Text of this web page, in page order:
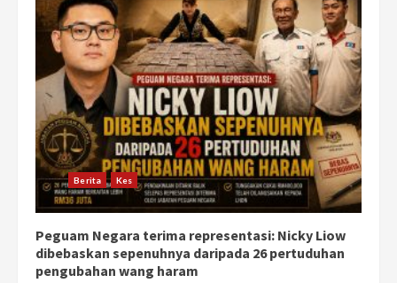
Berita Kes
Peguam Negara terima representasi: Nicky Liow
dibebaskan sepenuhnya daripada 26 pertuduhan
pengubahan wang haram